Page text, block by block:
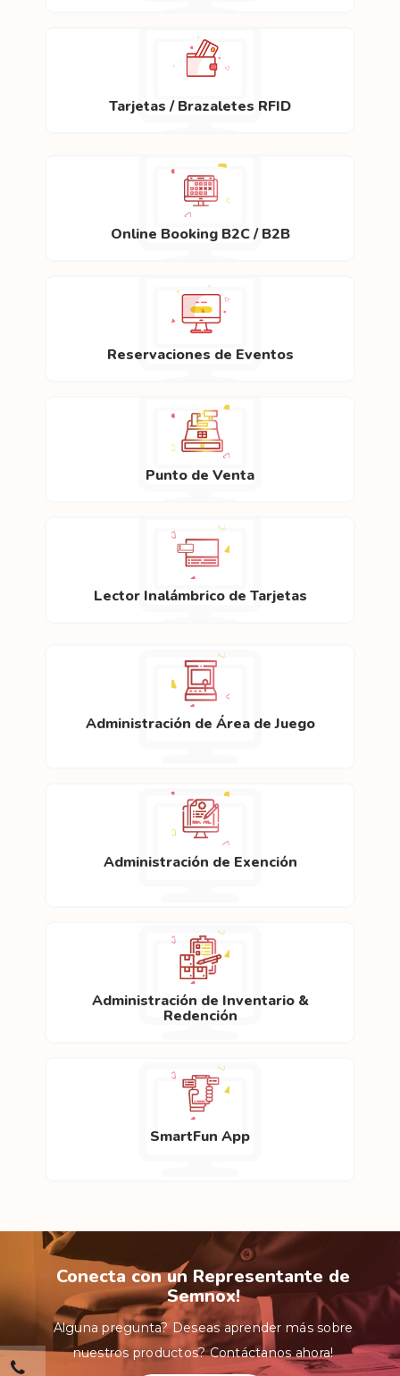
Tarjetas / Brazaletes RFID
Online Booking B2C / B2B
Reservaciones de Eventos
Punto de Venta
Lector Inalámbrico de Tarjetas
Administración de Área de Juego
Administración de Exención
Administración de Inventario &
Redención
SmartFun App
Conecta con un Representante de
Semnox!
Alguna pregunta? Deseas aprender más sobre
nuestros productos? Contáctanos ahora!